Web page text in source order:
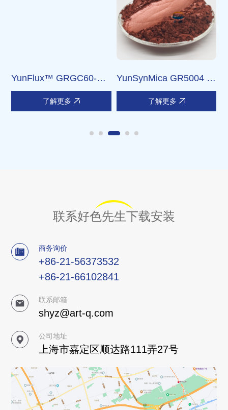
YunFlux™ GRGC60-
258 炫彩 红/橙/黄
了解更多
YunSynMica GR5004 璀
灿酒红
了解更多
联系好色先生下载安装
商务询价
+86-21-56373532
+86-21-66102841
联系邮箱
shyz@art-q.com
公司地址
上海市嘉定区顺达路111弄27号